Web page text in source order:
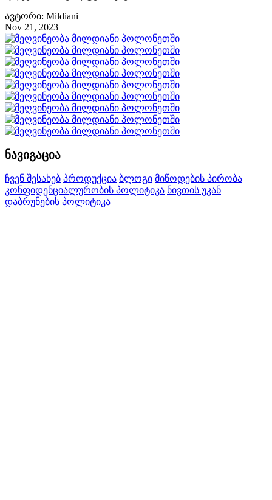
ავტორი: Mildiani
Nov 21, 2023
ნავიგაცია
ჩვენ შესახებ პროდუქცია ბლოგი მიწოდების პირობა
კონფიდენციალურობის პოლიტიკა ნივთის უკან
დაბრუნების პოლიტიკა